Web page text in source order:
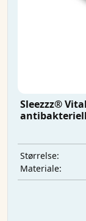
Sleezzz®
Størrelse:
Materiale: